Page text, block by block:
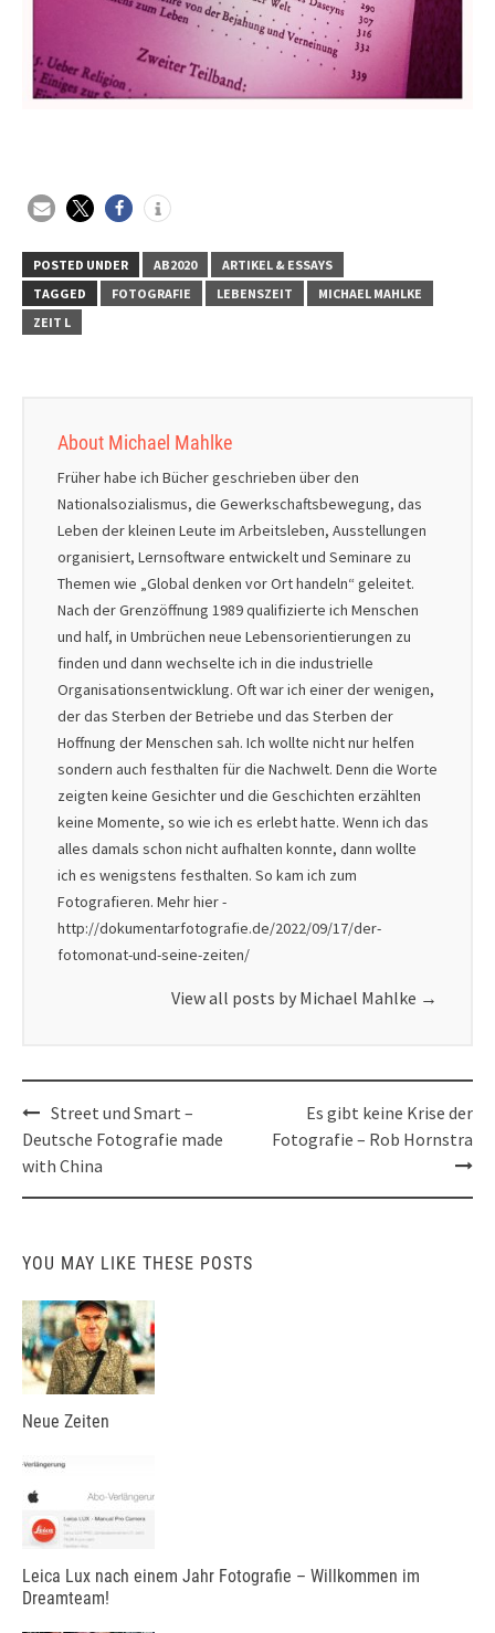
POSTED UNDER AB2020
ARTIKEL & ESSAYS
TAGGED
FOTOGRAFIE LEBENSZEIT
MICHAEL MAHLKE
ZEIT L
About Michael Mahlke
Früher habe ich Bücher geschrieben über den
Nationalsozialismus, die Gewerkschaftsbewegung, das
Leben der kleinen Leute im Arbeitsleben, Ausstellungen
organisiert, Lernsoftware entwickelt und Seminare zu
Themen wie „Global denken vor Ort handeln“ geleitet.
Nach der Grenzöffnung 1989 qualifizierte ich Menschen
und half, in Umbrüchen neue Lebensorientierungen zu
finden und dann wechselte ich in die industrielle
Organisationsentwicklung. Oft war ich einer der wenigen,
der das Sterben der Betriebe und das Sterben der
Hoffnung der Menschen sah. Ich wollte nicht nur helfen
sondern auch festhalten für die Nachwelt. Denn die Worte
zeigten keine Gesichter und die Geschichten erzählten
keine Momente, so wie ich es erlebt hatte. Wenn ich das
alles damals schon nicht aufhalten konnte, dann wollte
ich es wenigstens festhalten. So kam ich zum
Fotografieren. Mehr hier -
http://dokumentarfotografie.de/2022/09/17/der-
fotomonat-und-seine-zeiten/
View all posts by Michael Mahlke →
Post
navigation
Street und Smart –
Deutsche Fotografie made
with China
Es gibt keine Krise der
Fotografie – Rob Hornstra
YOU MAY LIKE THESE POSTS
Neue Zeiten
Leica Lux nach einem Jahr Fotografie – Willkommen im
Dreamteam!